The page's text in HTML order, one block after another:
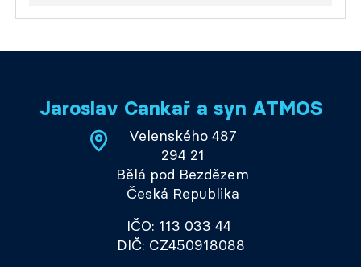
Jaroslav Cankař a syn ATMOS
Velenského 487
294 21
Bělá pod Bezdězem
Česká Republika
IČO: 113 033 44
DIČ: CZ450918088